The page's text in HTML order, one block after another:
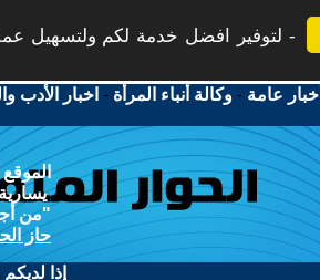
لتوفير افضل خدمة لكم ولتسهيل
أخبار عامة -وكالة أنباء المرأة - اخبار الأدب
"من
حاز
إذا